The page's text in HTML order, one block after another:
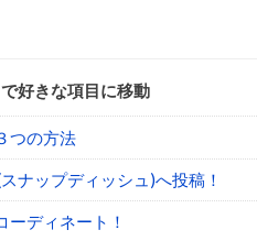
好きな項目に移動
つの方法
ナップディッシュ)へ投稿！
ディネート！